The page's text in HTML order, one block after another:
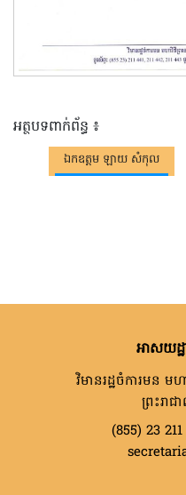
អត្ថបទពាក់ព័ន្ធ ៖
ឯកឧត្តម ឡាយ សំកុល
អាសយដ្
វិមានរដ្ឋចំការមន ម
ព្រះរាជ
(855) 23